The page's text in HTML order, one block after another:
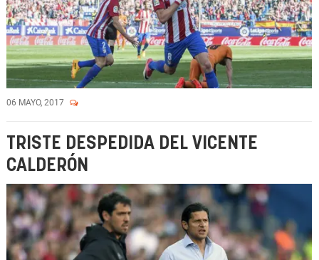
06 MAYO, 2017
TRISTE DESPEDIDA DEL VICENTE
CALDERÓN